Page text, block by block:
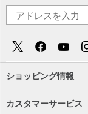
ショッピング情報
カスタマーサービス